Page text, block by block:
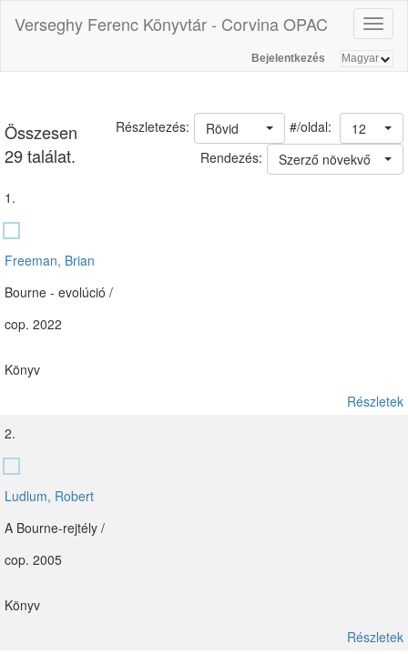
Verseghy Ferenc Könyvtár - Corvina OPAC
Bejelentkezés
Összesen
29 találat.
#/oldal: 12
Rövid
Részletezés:
Rendezés:
Szerző növekvő
1.
Freeman, Brian
Bourne - evolúció /
cop. 2022
Könyv
Részletek
2.
Ludlum, Robert
A Bourne-rejtély /
cop. 2005
Könyv
Részletek